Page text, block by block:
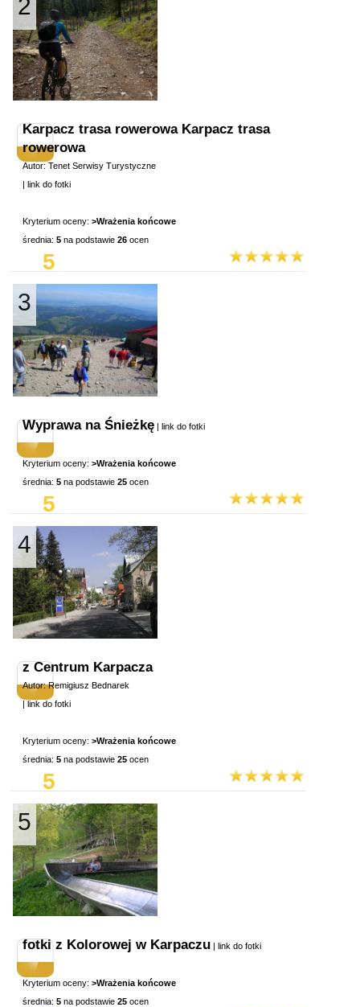
2
Karpacz trasa rowerowa Karpacz trasa
rowerowa
Autor: Tenet Serwisy Turystyczne
| link do fotki
Kryterium oceny: >Wrażenia końcowe
średnia: 5 na podstawie 26 ocen
5
3
Wyprawa na Śnieżkę | link do fotki
Kryterium oceny: >Wrażenia końcowe
średnia: 5 na podstawie 25 ocen
5
4
z Centrum Karpacza
Autor: Remigiusz Bednarek
| link do fotki
Kryterium oceny: >Wrażenia końcowe
średnia: 5 na podstawie 25 ocen
5
5
fotki z Kolorowej w Karpaczu | link do fotki
Kryterium oceny: >Wrażenia końcowe
średnia: 5 na podstawie 25 ocen